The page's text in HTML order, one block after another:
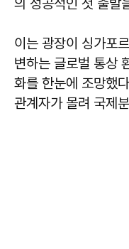
이는 광장이 싱가포
변하는 글로벌 통상
화를 한눈에 조망했
관계자가 몰려 국제